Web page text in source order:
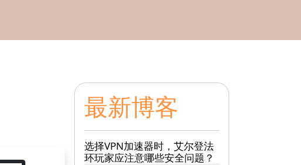
最新博客
选择VPN加速器时，艾尔登法
环玩家应注意哪些安全问题？